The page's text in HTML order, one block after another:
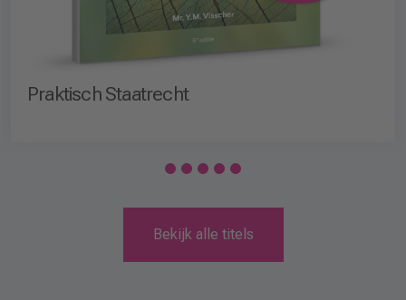
Praktisch Staatrecht
4 5
Bekijk alle titels